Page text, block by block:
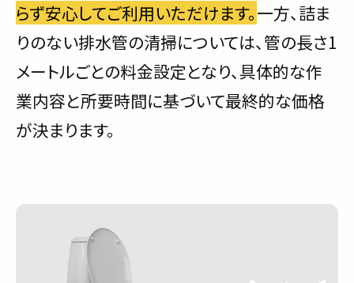
らず安心してご利用いただけます。一方、詰ま
りのない排水管の清掃については、管の長さ1
メートルごとの料金設定となり、具体的な作
業内容と所要時間に基づいて最終的な価格
が決まります。